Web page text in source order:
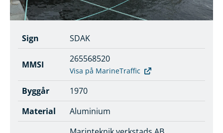
Sign SDAK
MMSI
265568520
Visa på MarineTraffic
Byggår
1970
Material
Aluminium